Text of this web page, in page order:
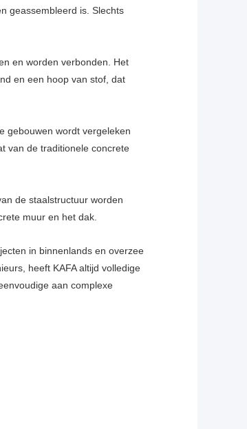
geassembleerd is. Slechts
en worden verbonden. Het
en een hoop van stof, dat
gebouwen wordt vergeleken
van de traditionele concrete
de staalstructuur worden
muur en het dak.
in binnenlands en overzee
heeft KAFA altijd volledige
aan complexe